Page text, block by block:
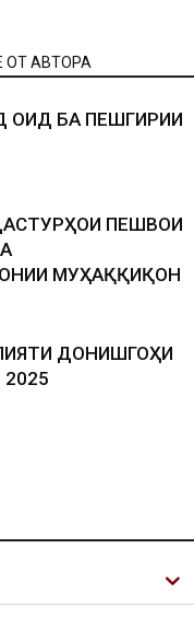
ОТ АВТОРА
ОИД БА ПЕШГИРИИ
ПЕШВОИ
МУҲАҚҚИҚОН
ДОНИШГОҲИ